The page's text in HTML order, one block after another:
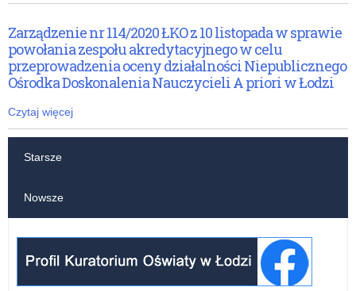
Zarządzenie nr 114/2020 ŁKO z 10 listopada w sprawie
powołania zespołu akredytacyjnego w celu
przeprowadzenia oceny działalności Niepublicznego
Ośrodka Doskonalenia Nauczycieli A priori w Łodzi
Czytaj więcej
Starsze
Nowsze